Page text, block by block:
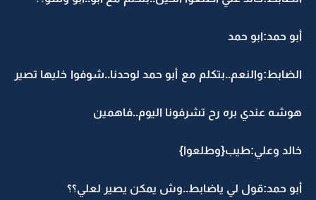
أبو حمد:ابو حمد
الضابط:والنعم..بتكلم مع أبو حمد لوحدنا..شوفوا خليها تصير
هوشه عندي بره رح تشرفونا اليوم..فاهمين
خالد وعلي:طيب{وطلعوا}
أبو حمد:قول لي ياضابط..وش يمكن يصير لعلي؟؟